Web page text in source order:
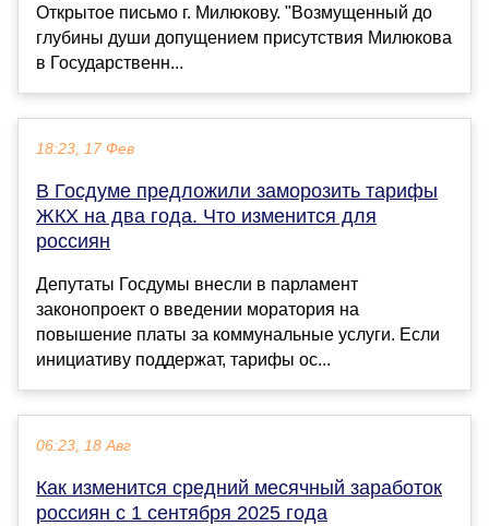
Открытое письмо г. Милюкову. "Возмущенный до
глубины души допущением присутствия Милюкова
в Государственн...
18:23, 17 Фев
В Госдуме предложили заморозить тарифы
ЖКХ на два года. Что изменится для
россиян
Депутаты Госдумы внесли в парламент
законопроект о введении моратория на
повышение платы за коммунальные услуги. Если
инициативу поддержат, тарифы ос...
06:23, 18 Авг
Как изменится средний месячный заработок
россиян с 1 сентября 2025 года